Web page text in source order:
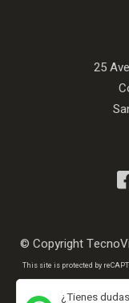
25
© Copyright
This site is protected by
¿Tienes